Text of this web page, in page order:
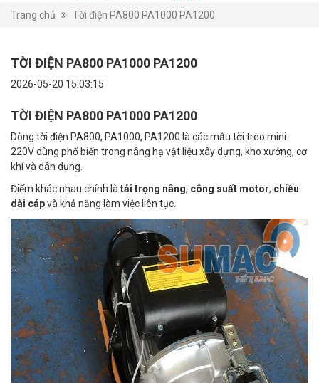
Trang chủ Tời điện PA800 PA1000 PA1200
TỜI ĐIỆN PA800 PA1000 PA1200
2026-05-20 15:03:15
TỜI ĐIỆN PA800 PA1000 PA1200
Dòng tời điện PA800, PA1000, PA1200 là các mẫu tời treo mini
220V dùng phổ biến trong nâng hạ vật liệu xây dựng, kho xưởng, cơ
khí và dân dụng.
Điểm khác nhau chính là tải trọng nâng, công suất motor, chiều
dài cápvà khả năng làm việc liên tục.